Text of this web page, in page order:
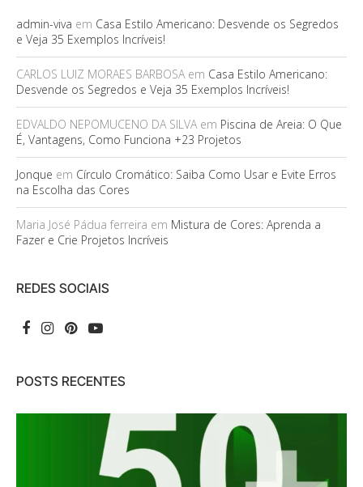
admin-viva em Casa Estilo Americano: Desvende os Segredos
e Veja 35 Exemplos Incríveis!
CARLOS LUIZ MORAES BARBOSAem Casa Estilo Americano:
Desvende os Segredos e Veja 35 Exemplos Incríveis!
EDVALDO NEPOMUCENO DA SILVAem Piscina de Areia: O Que
É, Vantagens, Como Funciona +23 Projetos
Jonque em Círculo Cromático: Saiba Como Usar e Evite Erros
na Escolha das Cores
Maria José Pádua ferreira em Mistura de Cores: Aprenda a
Fazer e Crie Projetos Incríveis
REDES SOCIAIS
POSTS RECENTES